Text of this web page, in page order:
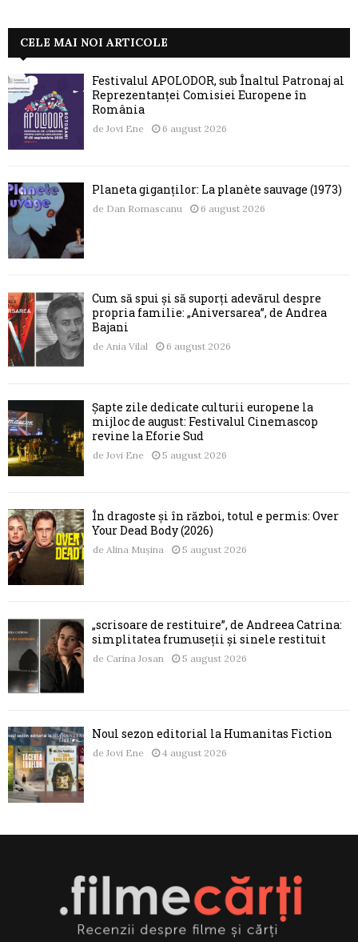
CELE MAI NOI ARTICOLE
Festivalul APOLODOR, sub Înaltul Patronaj al
Reprezentanței Comisiei Europene în
România
de Jovi Ene 6 august 2026
Planeta giganților: La planète sauvage (1973)
de Dan Romascanu 6 august 2026
Cum să spui și să suporți adevărul despre
propria familie: „Aniversarea”, de Andrea
Bajani
de Ania Vilal 6 august 2026
Șapte zile dedicate culturii europene la
mijloc de august: Festivalul Cinemascop
revine la Eforie Sud
de Jovi Ene 5 august 2026
În dragoste și în război, totul e permis: Over
Your Dead Body (2026)
de Alina Mușina 5 august 2026
„scrisoare de restituire”, de Andreea Catrina:
simplitatea frumuseții și sinele restituit
de Carina Josan 5 august 2026
Noul sezon editorial la Humanitas Fiction
de Jovi Ene 4 august 2026